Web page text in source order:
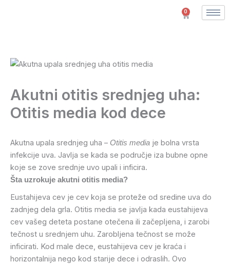
0
Cart
Akutni otitis srednjeg uha:
Otitis media kod dece
Akutna upala srednjeg uha – Otitis media je bolna vrsta
infekcije uva. Javlja se kada se područje iza bubne opne
koje se zove srednje uvo upali i inficira.
Šta uzrokuje akutni otitis media?
Eustahijeva cev je cev koja se proteže od sredine uva do
zadnjeg dela grla. Otitis media se javlja kada eustahijeva
cev vašeg deteta postane otečena ili začepljena, i zarobi
tečnost u srednjem uhu. Zarobljena tečnost se može
inficirati. Kod male dece, eustahijeva cev je kraća i
horizontalnija nego kod starije dece i odraslih. Ovo